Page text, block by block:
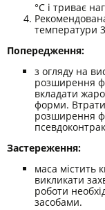
°С і триває
температури
Попередження:
з огляду на
розширення
вкладати
форми.
розширення
Застереження:
маса містить
викликати
роботи
засобами.